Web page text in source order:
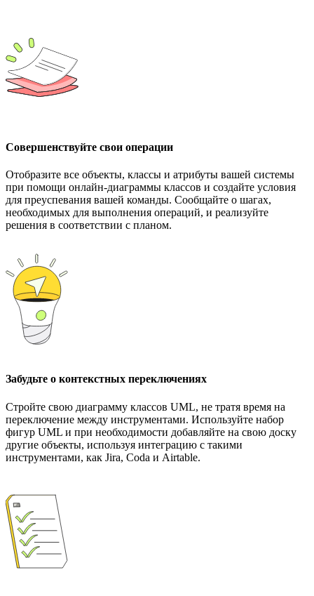
Совершенствуйте свои операции
Отобразите все объекты, классы и атрибуты вашей системы
при помощи онлайн-диаграммы классов и создайте условия
для преуспевания вашей команды. Сообщайте о шагах,
необходимых для выполнения операций, и реализуйте
решения в соответствии с планом.
Забудьте о контекстных переключениях
Стройте свою диаграмму классов UML, не тратя время на
переключение между инструментами. Используйте набор
фигур UML и при необходимости добавляйте на свою доску
другие объекты, используя интеграцию с такими
инструментами, как Jira, Coda и Airtable.